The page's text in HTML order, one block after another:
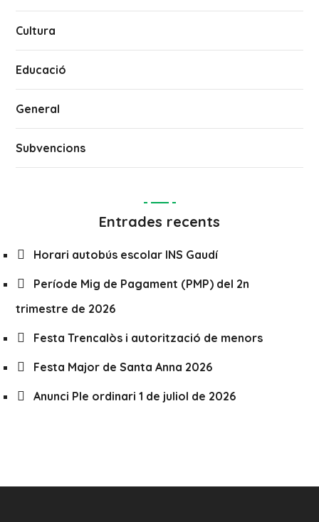
Cultura
Educació
General
Subvencions
Entrades recents
Horari autobús escolar INS Gaudí
Període Mig de Pagament (PMP) del 2n
trimestre de 2026
Festa Trencalòs i autorització de menors
Festa Major de Santa Anna 2026
Anunci Ple ordinari 1 de juliol de 2026